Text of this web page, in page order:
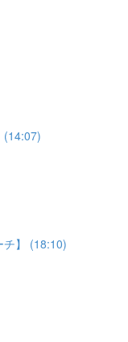
(14:07)
チ】 (18:10)